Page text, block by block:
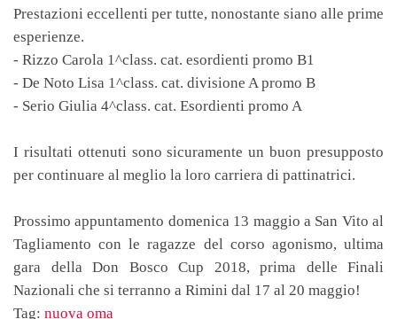
Prestazioni eccellenti per tutte, nonostante siano alle prime
esperienze.
- Rizzo Carola 1^class. cat. esordienti promo B1
- De Noto Lisa 1^class. cat. divisione A promo B
- Serio Giulia 4^class. cat. Esordienti promo A
I risultati ottenuti sono sicuramente un buon presupposto
per continuare al meglio la loro carriera di pattinatrici.
Prossimo appuntamento domenica 13 maggio a San Vito al
Tagliamento con le ragazze del corso agonismo, ultima
gara della Don Bosco Cup 2018, prima delle Finali
Nazionali che si terranno a Rimini dal 17 al 20 maggio!
Tag: nuova oma